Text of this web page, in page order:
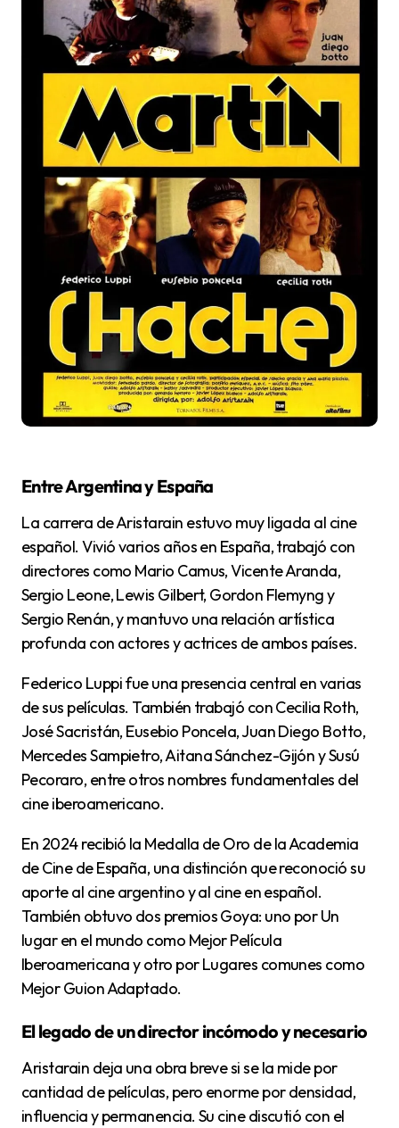
Entre Argentina y España
La carrera de Aristarain estuvo muy ligada al cine
español. Vivió varios años en España, trabajó con
directores como Mario Camus, Vicente Aranda,
Sergio Leone, Lewis Gilbert, Gordon Flemyng y
Sergio Renán, y mantuvo una relación artística
profunda con actores y actrices de ambos países.
Federico Luppi fue una presencia central en varias
de sus películas. También trabajó con Cecilia Roth,
José Sacristán, Eusebio Poncela, Juan Diego Botto,
Mercedes Sampietro, Aitana Sánchez-Gijón y Susú
Pecoraro, entre otros nombres fundamentales del
cine iberoamericano.
En 2024 recibió la Medalla de Oro de la Academia
de Cine de España, una distinción que reconoció su
aporte al cine argentino y al cine en español.
También obtuvo dos premios Goya: uno por Un
lugar en el mundo como Mejor Película
Iberoamericana y otro por Lugares comunes como
Mejor Guion Adaptado.
El legado de un director incómodo y necesario
Aristarain deja una obra breve si se la mide por
cantidad de películas, pero enorme por densidad,
influencia y permanencia. Su cine discutió con el